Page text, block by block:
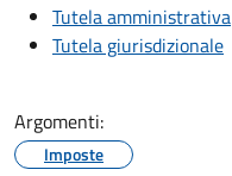
Tutela amministrativa
Tutela giurisdizionale
Argomenti:
Imposte